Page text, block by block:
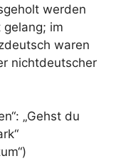
werden
im
waren
nichtdeutscher
„Gehst du